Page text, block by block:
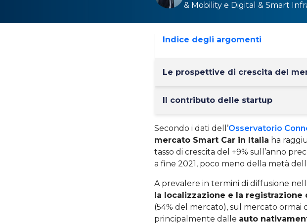
& Mobility e Digital & Smart
Indice degli argomenti
Le prospettive di crescita del
Il contributo delle startup
Secondo i dati dell’Osservatorio
mercato Smart Car in Italia ha
tasso di crescita del +9% sull’anno
a fine 2021, poco meno della metà
A prevalere in termini di diffusione
la localizzazione e la
(54% del mercato), sul mercato ormai
principalmente dalle auto